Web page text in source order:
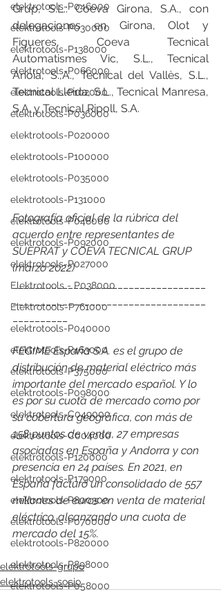
elektrotools-P046000
elektrotools-P030000
elektrotools-P138000
elektrotools-P066000
elektrotools-P102000
elektrotools-P036000
elektrotools-P020000
elektrotools-P100000
elektrotools-P035000
elektrotools-P131000
elektrotools-P048000
elektrotools-P092000
elektrotools-P027000
Elektrotools - P038000
Elektrotools-P761000
elektrotools-P040000
elektrotools-P463000
elektrotools-P375000
elektrotools-P098000
elektrotools-C049000
elektrotools-C004000
elektrotools-P120000
elektrotools-P179000
elektrotools-P800300
elektrotools-P070000
elektrotools-P820000
elektrotools-P898000
elektrotools-P058000
Grup, S.L.: Coeva Girona, S.A., con
delegaciones en Girona, Olot y
Figueres, Coeva Tecnical
Automatismes Vic, S.L., Tecnical
Anoia, S.,A., Tecnical del Vallès, S.L.,
Tecnical Lleida, S.L., Tecnical Manresa,
S.A. y Tecnical Ripoll, S.A.
Fotografía oficial de la rúbrica del
acuerdo entre representantes de
SUEPRAT y COEVA TECNICAL GRUP
(marzo 2022)
___________________________________
___________________________________
FEGIME España S.A. es el grupo de
distribución de material eléctrico más
importante del mercado español. Y lo
es por su cuota de mercado como por
su cobertura geográfica, con más de
158 puntos de venta, 27 empresas
asociadas en España y Andorra y con
presencia en 24 países. En 2021, en
España facturó un consolidado de 557
millones de euros en venta de material
eléctrico, alcanzando una cuota de
mercado del 15%.
elektrotools-grupo
elektrotools-socio